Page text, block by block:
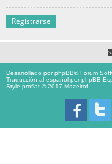
Registrarse
Desarrollado porphpBB® Forum
Traducción al español porphpBB
Style proflat © 2017 Mazeltof